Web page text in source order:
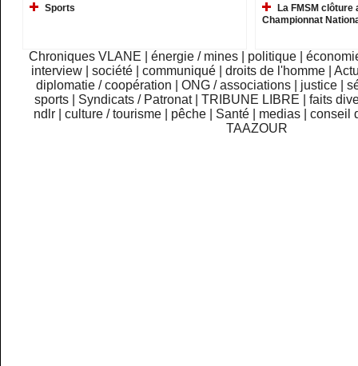
Sports
La FMSM
Championnat
Chroniques VLANE énergie / mines politique
interview
|société |communiqué |droits de l'homme |
diplomatie / coopération
ONG / associations justice
sports
Syndicats / Patronat TRIBUNE LIBRE
faits
ndlr
|culture / tourisme pêche Santé medias |conseil
TAAZOUR